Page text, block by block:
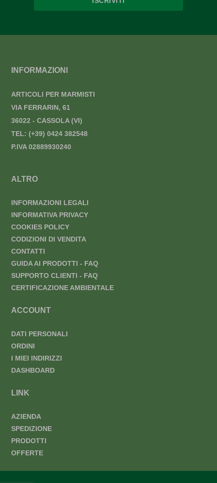
INFORMAZIONI
ARTICOLI PER MARMISTI
VIA FERRARIN, 61
36022 - CASSOLA (VI)
TEL: (+39) 0424 382548
P.IVA 02889930240
ALTRO
INFORMAZIONI LEGALI
INFORMATIVA PRIVACY
COOKIES POLICY
CODIZIONI DI VENDITA
CONTATTI
GUIDA AI PRODOTTI - FAQ
SUPPORTO CLIENTI - FAQ
CERTIFICAZIONE AMBIENTALE
ACCOUNT
DATI PERSONALI
ORDINI
I MIEI INDIRIZZI
DASHBOARD
LINK
AZIENDA
SPEDIZIONE
PRODOTTI
OFFERTE